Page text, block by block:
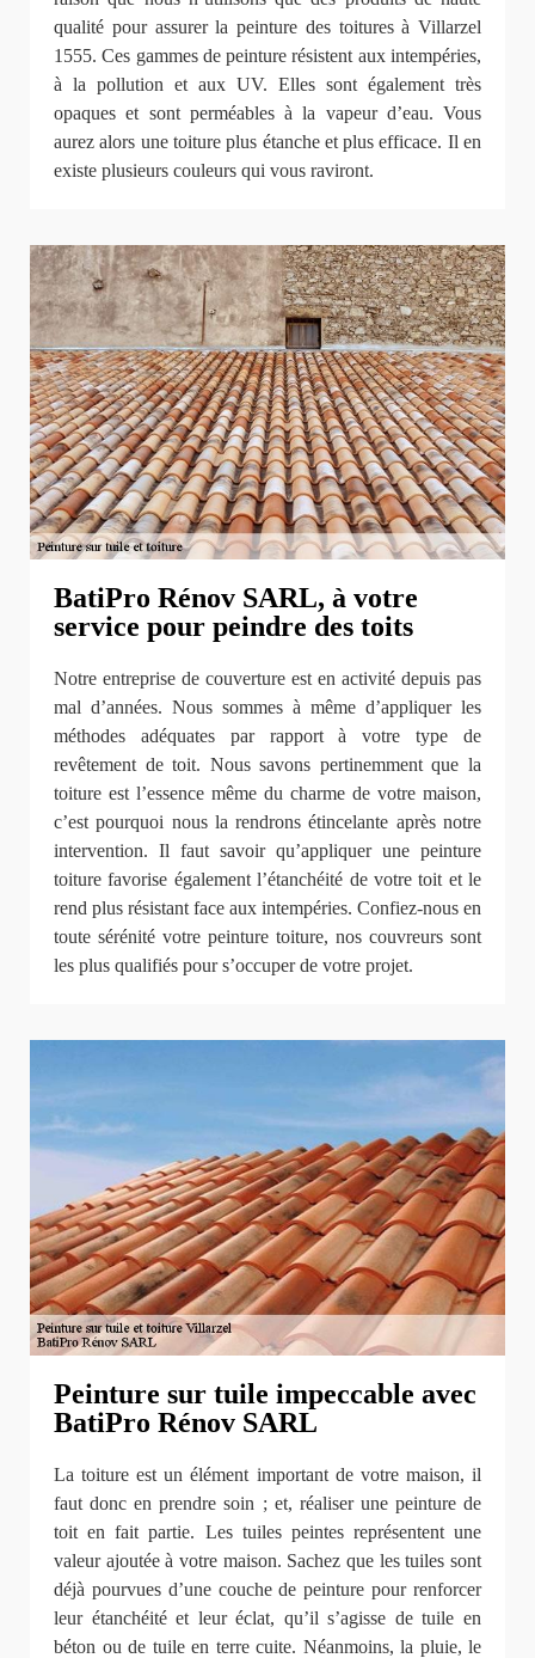
qualité pour assurer la peinture des toitures à Villarzel
1555. Ces gammes de peinture résistent aux intempéries,
à la pollution et aux UV. Elles sont également très
opaques et sont perméables à la vapeur d’eau. Vous
aurez alors une toiture plus étanche et plus efficace. Il en
existe plusieurs couleurs qui vous raviront.
BatiPro Rénov SARL, à votre
service pour peindre des toits
Notre entreprise de couverture est en activité depuis pas
mal d’années. Nous sommes à même d’appliquer les
méthodes adéquates par rapport à votre type de
revêtement de toit. Nous savons pertinemment que la
toiture est l’essence même du charme de votre maison,
c’est pourquoi nous la rendrons étincelante après notre
intervention. Il faut savoir qu’appliquer une peinture
toiture favorise également l’étanchéité de votre toit et le
rend plus résistant face aux intempéries. Confiez-nous en
toute sérénité votre peinture toiture, nos couvreurs sont
les plus qualifiés pour s’occuper de votre projet.
Peinture sur tuile impeccable avec
BatiPro Rénov SARL
La toiture est un élément important de votre maison, il
faut donc en prendre soin ; et, réaliser une peinture de
toit en fait partie. Les tuiles peintes représentent une
valeur ajoutée à votre maison. Sachez que les tuiles sont
déjà pourvues d’une couche de peinture pour renforcer
leur étanchéité et leur éclat, qu’il s’agisse de tuile en
béton ou de tuile en terre cuite. Néanmoins, la pluie, le